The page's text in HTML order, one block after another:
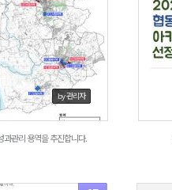
by 관리자
과관리 용역을 추진합니다.